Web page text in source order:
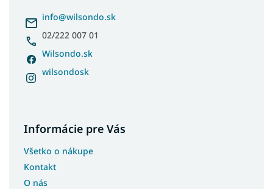
info@wilsondo.sk
02/222 007 01
Wilsondo.sk
wilsondosk
Informácie pre Vás
Všetko o nákupe
Kontakt
O nás